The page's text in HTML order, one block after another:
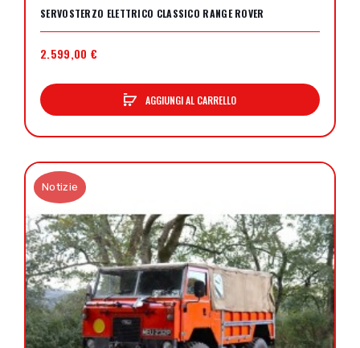
SERVOSTERZO ELETTRICO CLASSICO RANGE ROVER
2.599,00 €
AGGIUNGI AL CARRELLO
Notizie